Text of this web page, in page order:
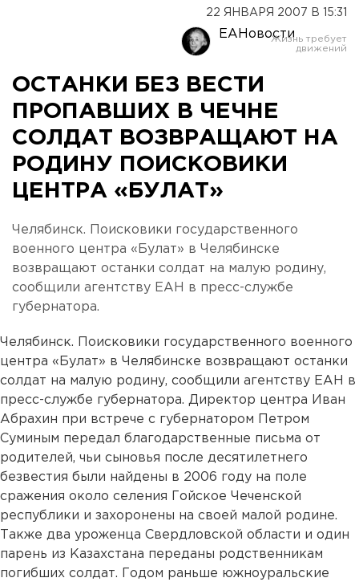
22 ЯНВАРЯ 2007 В 15:31
ЕАНовости
ОСТАНКИ БЕЗ ВЕСТИ
ПРОПАВШИХ В ЧЕЧНЕ
СОЛДАТ ВОЗВРАЩАЮТ НА
РОДИНУ ПОИСКОВИКИ
ЦЕНТРА «БУЛАТ»
Челябинск. Поисковики государственного
военного центра «Булат» в Челябинске
возвращают останки солдат на малую родину,
сообщили агентству ЕАН в пресс-службе
губернатора.
Челябинск. Поисковики государственного военного
центра «Булат» в Челябинске возвращают останки
солдат на малую родину, сообщили агентству ЕАН в
пресс-службе губернатора. Директор центра Иван
Абрахин при встрече с губернатором Петром
Суминым передал благодарственные письма от
родителей, чьи сыновья после десятилетнего
безвестия были найдены в 2006 году на поле
сражения около селения Гойское Чеченской
республики и захоронены на своей малой родине.
Также два уроженца Свердловской области и один
парень из Казахстана переданы родственникам
погибших солдат. Годом раньше южноуральские